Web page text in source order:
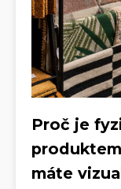
Proč je
máte